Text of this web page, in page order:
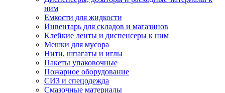
ним
Емкости для жидкости
Инвентарь для складов и магазинов
Клейкие ленты и диспенсеры к ним
Мешки для мусора
Нити, шпагаты и иглы
Пакеты упаковочные
Пожарное оборудование
СИЗ и спецодежда
Смазочные материалы